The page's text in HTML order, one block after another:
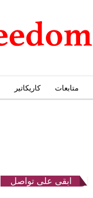
متابعات كاريكاتير
ابقى على تواصل